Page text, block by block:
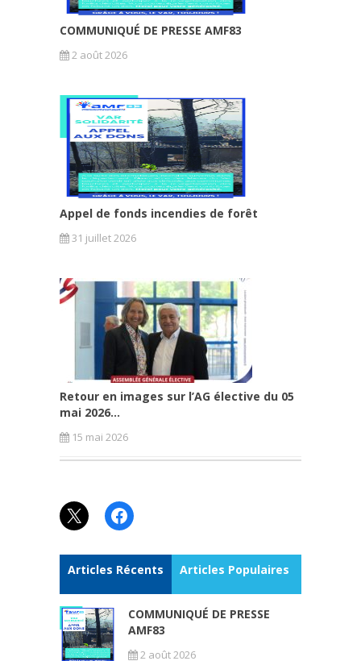
COMMUNIQUÉ DE PRESSE AMF83
2 août 2026
Appel de fonds incendies de forêt
31 juillet 2026
Retour en images sur l’AG élective du 05
mai 2026...
15 mai 2026
X Facebook
Articles Récents Articles Populaires
COMMUNIQUÉ DE PRESSE
AMF83
2 août 2026